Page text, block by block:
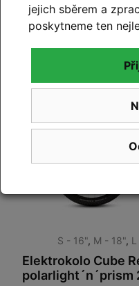
111 999 Kč
100 799 Kč
S - 16", M - 18",
Elektrokolo Cube
polarlight´n´prism
jejich sběrem a
poskytneme ten